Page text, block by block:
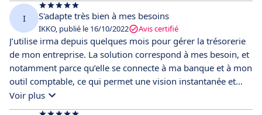
I S'adapte très bien à mes besoins
IKKO, publié le 16/10/2022 Avis certifié
J’utilise irma depuis quelques mois pour gérer la trésorerie
de mon entreprise. La solution correspond à mes besoin, et
notamment parce qu’elle se connecte à ma banque et à mon
outil comptable, ce qui permet une vision instantanée et
juste de ma trésorerie. Au-delà de la simplicité d’utilisation,
toutes les recommandations de l’outil me permettent de
Voir plus